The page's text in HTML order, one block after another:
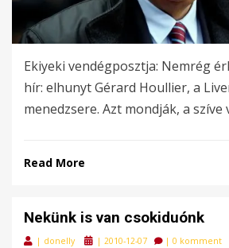
Ekiyeki vendégposztja: Nemrég
hír: elhunyt Gérard Houllier, a
menedzsere. Azt mondják, a szíve
Read More
Nekünk is van csokiduónk
| donelly
Posted
| 2010-12-07 | 0 komment